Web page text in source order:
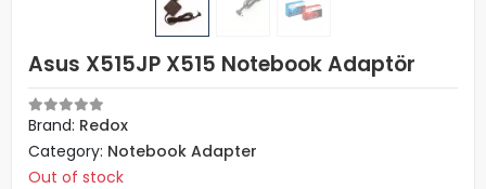
Asus X515JP X515 Notebook Adaptör
Brand: Redox
Category: Notebook Adapter
Out of stock